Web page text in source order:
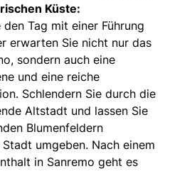
Küste:
Tag mit einer Führung
erwarten Sie nicht nur das
sondern auch eine
und eine reiche
Schlendern Sie durch die
Altstadt und lassen Sie
Blumenfeldern
umgeben. Nach einem
in Sanremo geht es